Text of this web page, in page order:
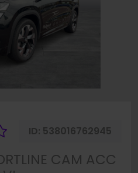
Fahrzeug merken
ID: 538016762945
CAM ACC